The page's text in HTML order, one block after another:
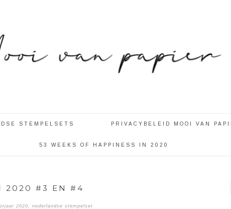
STEMPELSETS PRIVACYBELEID MOOI VAN
53 WEEKS OF HAPPINESS IN 2020
2020 #3 EN #4
2020, nederlandse stempelset